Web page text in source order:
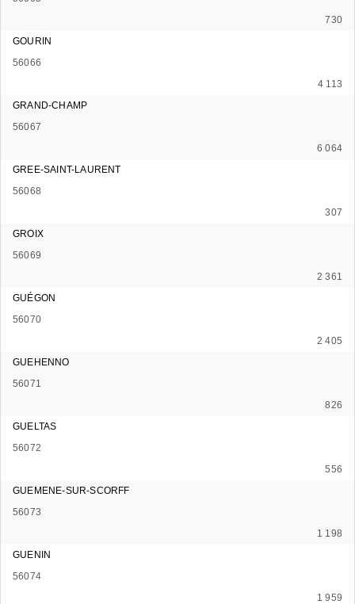
730
GOURIN
56066
4 113
GRAND-CHAMP
56067
6 064
GREE-SAINT-LAURENT
56068
307
GROIX
56069
2 361
GUÉGON
56070
2 405
GUEHENNO
56071
826
GUELTAS
56072
556
GUEMENE-SUR-SCORFF
56073
1 198
GUENIN
56074
1 959